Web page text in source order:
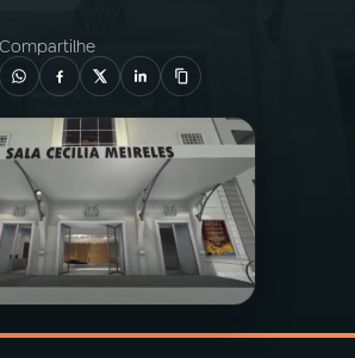
Compartilhe